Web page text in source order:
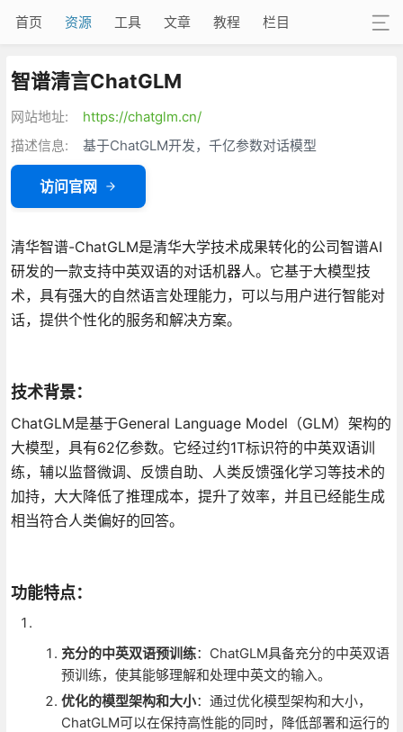
首页 资源 工具 文章 教程 栏目
智谱清言ChatGLM
网站地址:
https://chatglm.cn/
描述信息:
基于ChatGLM开发，千亿参数对话模型
访问官网
清华智谱-ChatGLM是清华大学技术成果转化的公司智谱AI
研发的一款支持中英双语的对话机器人。它基于大模型技
术，具有强大的自然语言处理能力，可以与用户进行智能对
话，提供个性化的服务和解决方案。
技术背景：
ChatGLM是基于General Language Model（GLM）架构的
大模型，具有62亿参数。它经过约1T标识符的中英双语训
练，辅以监督微调、反馈自助、人类反馈强化学习等技术的
加持，大大降低了推理成本，提升了效率，并且已经能生成
相当符合人类偏好的回答。
功能特点：
充分的中英双语预训练：ChatGLM具备充分的中英双语
预训练，使其能够理解和处理中英文的输入。
优化的模型架构和大小：通过优化模型架构和大小，
ChatGLM可以在保持高性能的同时，降低部署和运行的